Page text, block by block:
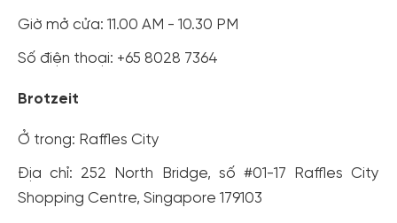
Giờ mở cửa: 11.00 AM - 10.30 PM
Số điện thoại: +65 8028 7364
Brotzeit
Ở trong: Raffles City
Địa chỉ: 252 North Bridge, số #01-17 Raffles City
Shopping Centre, Singapore 179103